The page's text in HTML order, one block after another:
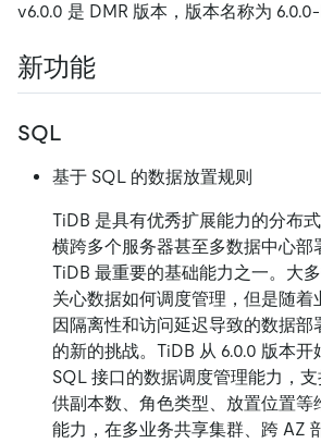
v6.0.0 是 DMR 版本，版本名称为 6.0.0-
新功能
SQL
基于 SQL 的数据放置规则
TiDB 是具有优秀扩展能力的分布
横跨多个服务器甚至多数据中心部
TiDB 最重要的基础能力之一。大
关心数据如何调度管理，但是随着
因隔离性和访问延迟导致的数据部
的新的挑战。TiDB 从 6.0.0 版本
SQL 接口的数据调度管理能力，
供副本数、角色类型、放置位置等
能力，在多业务共享集群、跨 AZ